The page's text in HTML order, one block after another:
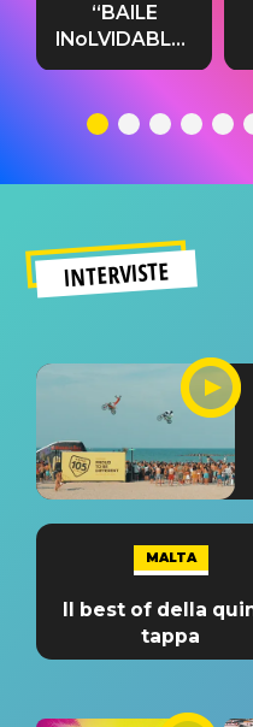
“BAILE
INoLVIDABLE”:
testo,
significato
INTERVISTE
MALTA
Il best of della
tappa